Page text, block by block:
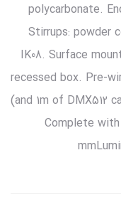
polycarbonate.
Stirrups: powder
IK08. Surface
recessed box. Pre-
(and 1m of DMX512
Complete with